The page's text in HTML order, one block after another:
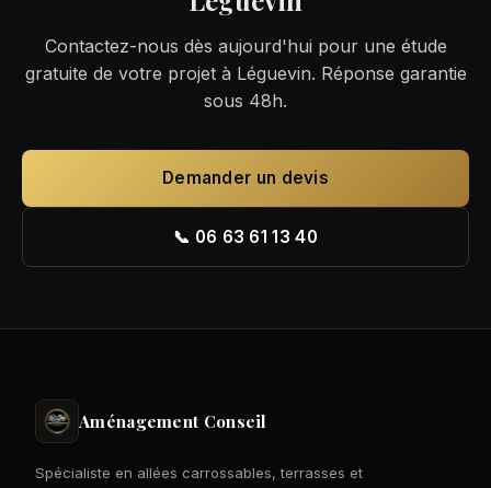
Contactez-nous dès aujourd'hui pour une étude
gratuite de votre projet à Léguevin. Réponse garantie
sous 48h.
Demander un devis
📞 06 63 61 13 40
Aménagement Conseil
Spécialiste en allées carrossables, terrasses et